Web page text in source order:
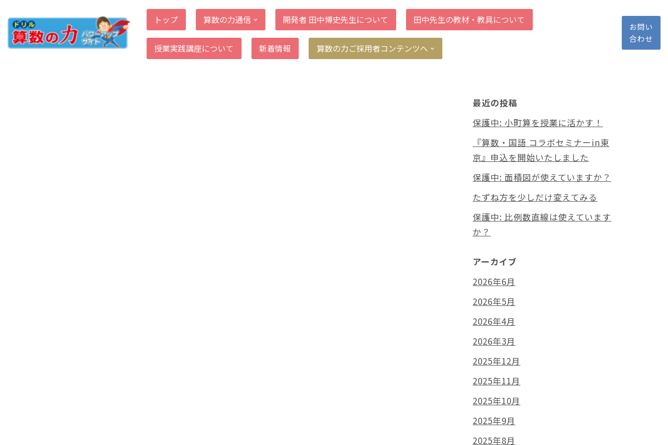
コ
ン
トップ 算数の力通信 開発者 田中博史先生について 田中先生の教材・教具について
授業実践講座について 新着情報 算数の力ご採用者コンテンツへ
お問い
合わせ
最近の投稿
保護中: 小町算を授業に活かす！
『算数・国語 コラボセミナーin東
京』申込を開始いたしました
保護中: 面積図が使えていますか？
たずね方を少しだけ変えてみる
保護中: 比例数直線は使えています
か？
アーカイブ
2026年6月
2026年5月
2026年4月
2026年3月
2025年12月
2025年11月
2025年10月
2025年9月
2025年8月